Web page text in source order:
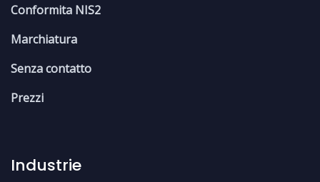
Conformita NIS2
Marchiatura
Senza contatto
Prezzi
Industrie